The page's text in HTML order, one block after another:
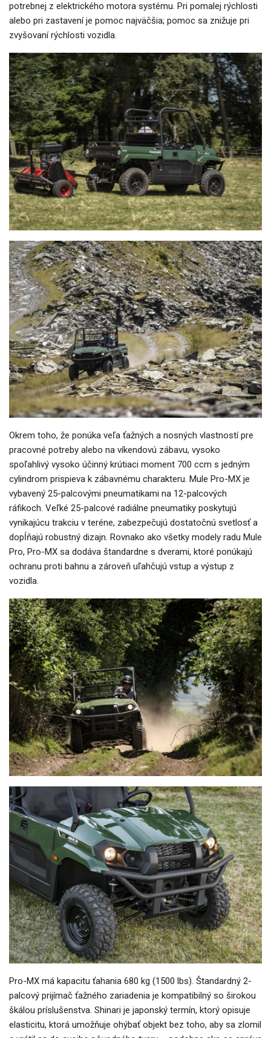
potrebnej z elektrického motora systému. Pri pomalej rýchlosti
alebo pri zastavení je pomoc najväčšia; pomoc sa znižuje pri
zvyšovaní rýchlosti vozidla.
Okrem toho, že ponúka veľa ťažných a nosných vlastností pre
pracovné potreby alebo na víkendovú zábavu, vysoko
spoľahlivý vysoko účinný krútiaci moment 700 ccm s jedným
cylindrom prispieva k zábavnému charakteru. Mule Pro-MX je
vybavený 25-palcovými pneumatikami na 12-palcových
ráfikoch. Veľké 25-palcové radiálne pneumatiky poskytujú
vynikajúcu trakciu v teréne, zabezpečujú dostatočnú svetlosť a
dopĺňajú robustný dizajn. Rovnako ako všetky modely radu Mule
Pro, Pro-MX sa dodáva štandardne s dverami, ktoré ponúkajú
ochranu proti bahnu a zároveň uľahčujú vstup a výstup z
vozidla.
Pro-MX má kapacitu ťahania 680 kg (1500 lbs). Štandardný 2-
palcový prijímač ťažného zariadenia je kompatibilný so širokou
škálou príslušenstva. Shinari je japonský termín, ktorý opisuje
elasticitu, ktorá umožňuje ohýbať objekt bez toho, aby sa zlomil